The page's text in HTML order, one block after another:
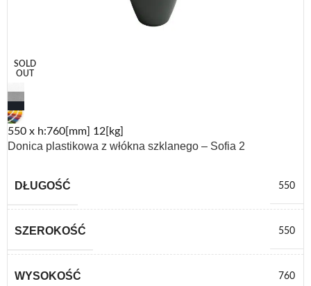
SOLD
OUT
550 x h:760[mm] 12[kg]
Donica plastikowa z włókna szklanego – Sofia 2
DŁUGOŚĆ 550
SZEROKOŚĆ 550
WYSOKOŚĆ 760